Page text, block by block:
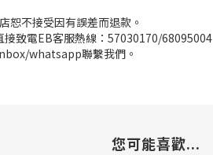
恕不接受因有誤差而退款。
致電EB客服熱線：57030170/68095004
whatsapp聯繫我們。
您可能喜歡...